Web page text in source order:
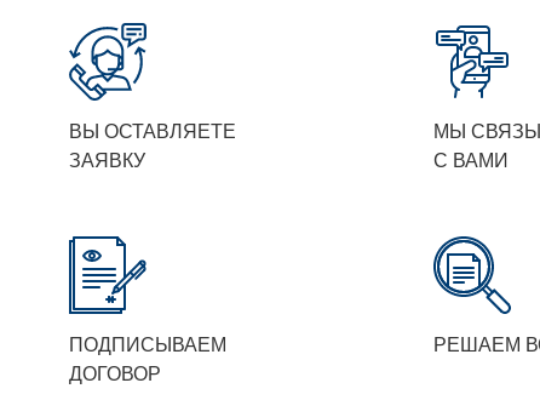
ВЫ ОСТАВЛЯЕТЕ
ЗАЯВКУ
МЫ
С ВАМИ
ПОДПИСЫВАЕМ
ДОГОВОР
РЕШАЕМ